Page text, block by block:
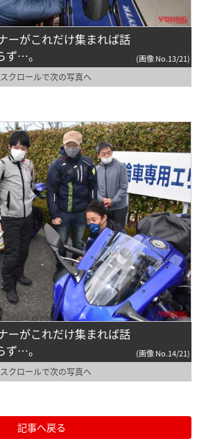
ーがこれだけ集まれば話
ず…。
(画像 No.13/21)
クロールで次の写真へ
ーがこれだけ集まれば話
ず…。
(画像 No.14/21)
クロールで次の写真へ
記事へ戻る